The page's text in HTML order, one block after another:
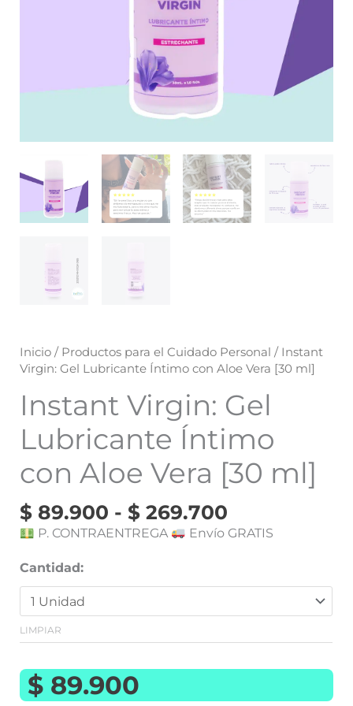
Inicio / Productos para el Cuidado Personal / Instant
Virgin: Gel Lubricante Íntimo con Aloe Vera [30 ml]
Instant Virgin: Gel
Lubricante Íntimo
con Aloe Vera [30 ml]
$ 89.900 - $ 269.700
P. CONTRAENTREGA Envío GRATIS
Cantidad:
LIMPIAR
$ 89.900